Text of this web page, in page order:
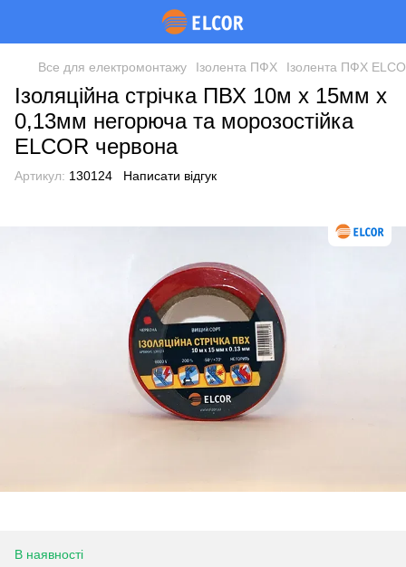
Все для електромонтажу Ізолента ПФХ Ізолента ПФХ
Ізоляційна стрічка ПВХ 10м х 15мм х
0,13мм негорюча та морозостійка
ELCOR червона
Артикул: 130124 Написати відгук
В наявності